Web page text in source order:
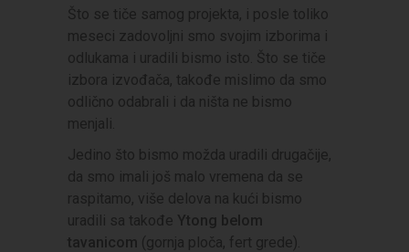
Što se tiče samog projekta, i posle toliko
meseci zadovoljni smo svojim izborima i
odlukama i uradili bismo isto. Što se tiče
izbora izvođača, takođe mislimo da smo
odlično odabrali i da ništa ne bismo
menjali.
Jedino što bismo možda uradili drugačije,
da smo imali još malo vremena da se
raspitamo, više delova na kući bismo
uradili sa takođe Ytong belom
tavanicom (gornja ploča, fert grede).